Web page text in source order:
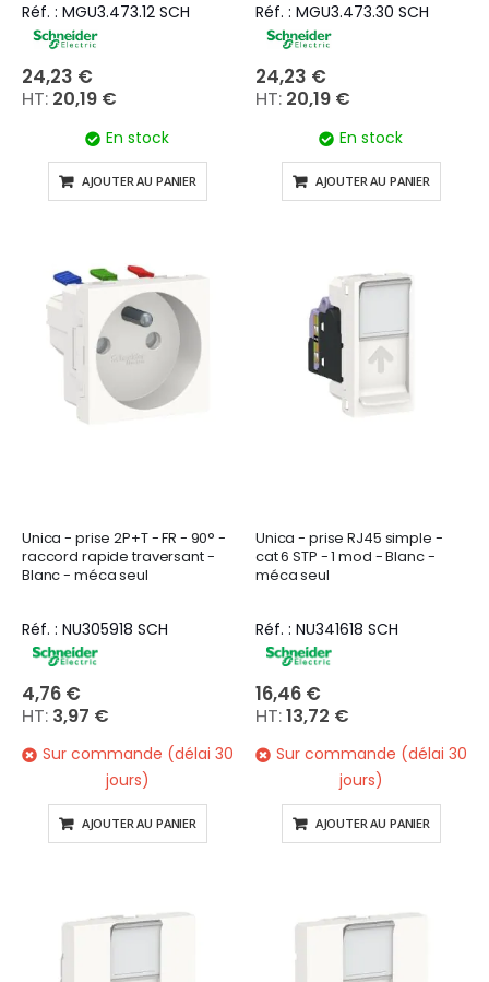
Réf. : MGU3.473.12 SCH
24,23 €
20,19 €
En stock
AJOUTER AU PANIER
Réf. : MGU3.473.30 SCH
24,23 €
20,19 €
En stock
AJOUTER AU PANIER
Unica - prise 2P+T - FR - 90° -
raccord rapide traversant -
Blanc - méca seul
Réf. : NU305918 SCH
4,76 €
3,97 €
Sur commande (délai 30
jours)
AJOUTER AU PANIER
Unica - prise RJ45 simple -
cat 6 STP - 1 mod - Blanc -
méca seul
Réf. : NU341618 SCH
16,46 €
13,72 €
Sur commande (délai 30
jours)
AJOUTER AU PANIER